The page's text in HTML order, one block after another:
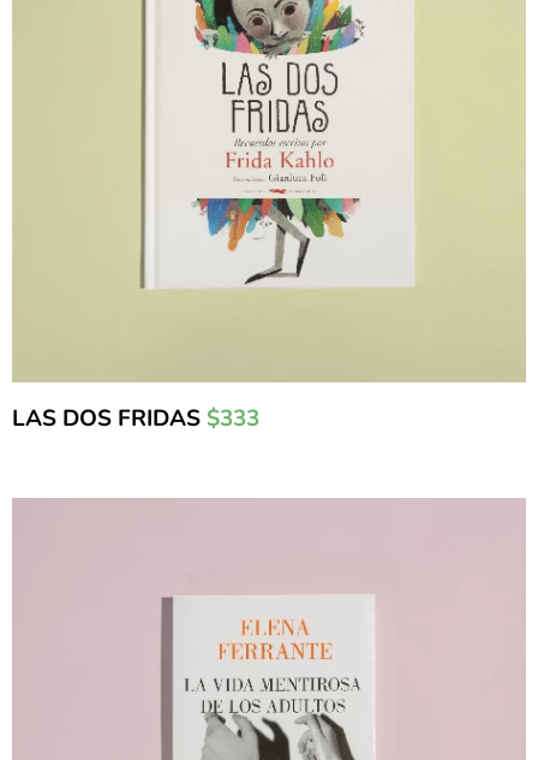
LAS DOS FRIDAS $333